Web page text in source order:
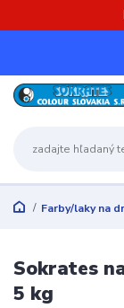
Farby/laky na
Sokrates
5 kg